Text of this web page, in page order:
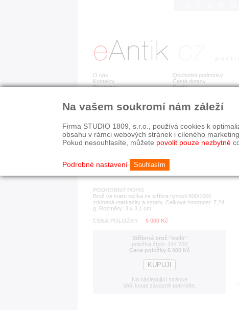
O nás
Kontakty
Recenze
Obchodní podmínky
Časté dotazy
Ceník
Detail položky č. 144 760
PODROBNÝ POPIS
Brož ve tvaru oslíka ze stříbra ryzosti 800/1000
zdobená markazity a smalty. Celková hmotnost: 7,24
g. Rozměry: 3 x 3,1 cm.
CENA POLOŽKY
5 000 Kč
Stříbrná brož "oslík"
položka číslo: 144 760
Cena položky 5 000 Kč
Na následující stránce
Vaši koupi závazně potvrdíte.
Na vašem soukromí nám záleží
Firma STUDIO 1809, s.r.o., používá cookies k
obsahu v rámci webových stránek i cíleného
Pokud nesouhlasíte, můžete povolit pouze nezbytné
Podrobné nastavení Souhlasím